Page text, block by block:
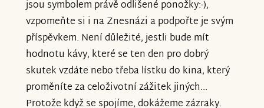
jsou symbolem právě odlišené ponožky:-),
vzpomeňte si i na Znesnázi a podpořte je svým
příspěvkem. Není důležité, jestli bude mít
hodnotu kávy, které se ten den pro dobrý
skutek vzdáte nebo třeba lístku do kina, který
proměníte za celoživotní zážitek jiných...
Protože když se spojíme, dokážeme zázraky.